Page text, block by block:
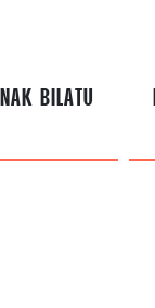
BILATU